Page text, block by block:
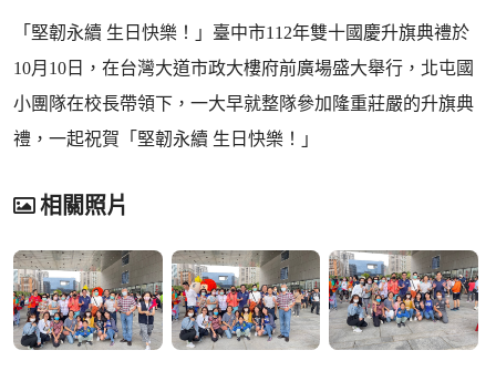
「堅韌永續 生日快樂！」臺中市112年雙十國慶升旗典禮於
10月10日，在台灣大道市政大樓府前廣場盛大舉行，北屯國
小團隊在校長帶領下，一大早就整隊參加隆重莊嚴的升旗典
禮，一起祝賀「堅韌永續 生日快樂！」
相關照片